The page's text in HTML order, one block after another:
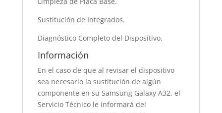
Sustitución de Integrados.
Diagnóstico Completo del Dispositivo.
Información
En el caso de que al revisar el dispositivo
sea necesario la sustitución de algún
componente en su Samsung Galaxy A32, el
Servicio Técnico le informará del